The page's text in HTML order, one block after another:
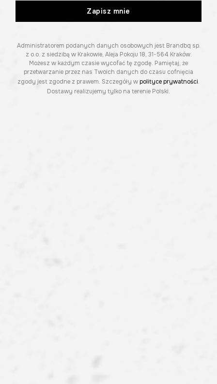
Zapisz mnie
Administratorem podanych danych osobowych jest Brandbq sp.
z o.o. z siedzibą w Krakowie, Aleja Pokoju 18, 31-564 Kraków.
Możesz w każdym czasie wycofać tę zgodę. Pamiętaj, że
przetwarzanie przez nas Twoich danych do czasu cofnięcia
zgody jest zgodne z prawem. Szczegóły w polityce prywatności.
Dostawy realizujemy tylko na terenie Polski.